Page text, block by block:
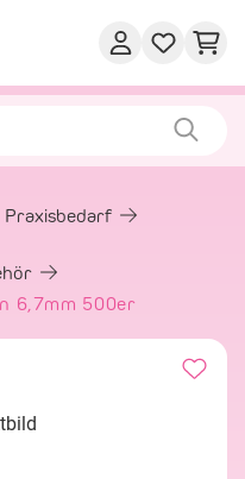
Praxisbedarf
6,7mm 500er